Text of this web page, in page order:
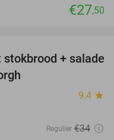
€27,50
44%
+ salade
9.4 star
Regulier €34